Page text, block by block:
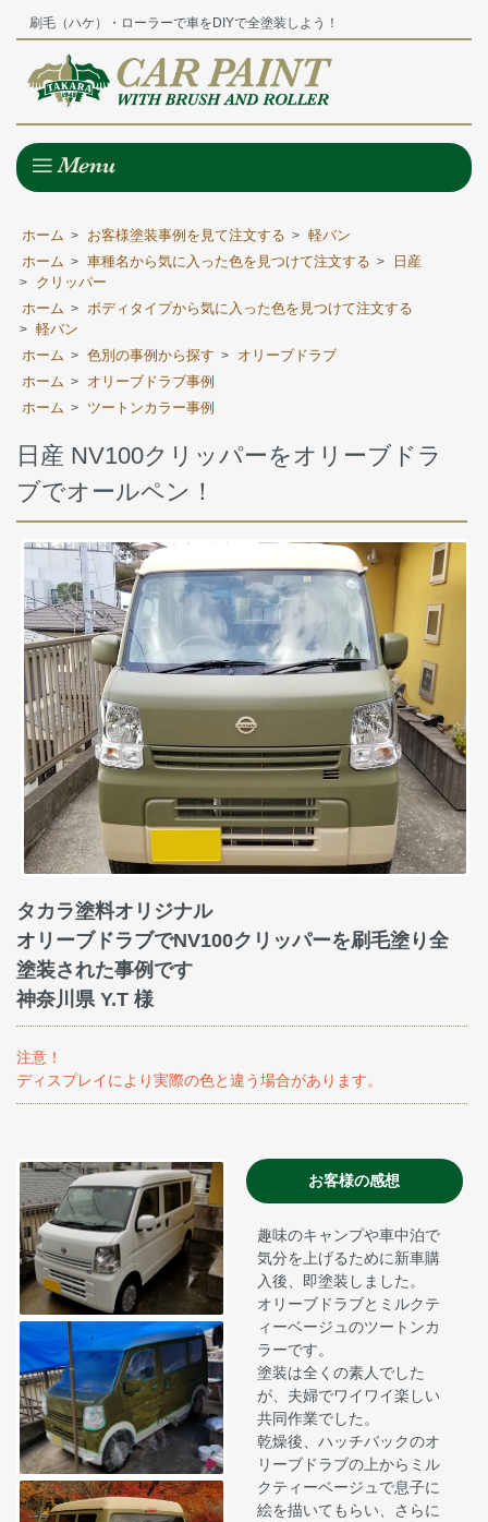
刷毛（ハケ）・ローラーで車をDIYで全塗装しよう！
ホーム > お客様塗装事例を見て注文する > 軽バン
ホーム > 車種名から気に入った色を見つけて注文する > 日産
>
クリッパー
ホーム > ボディタイプから気に入った色を見つけて注文する
> 軽バン
ホーム > 色別の事例から探す >
オリーブドラブ
ホーム >
オリーブドラブ事例
ホーム > ツートンカラー事例
日産 NV100クリッパーをオリーブドラ
ブでオールペン！
タカラ塗料オリジナル
オリーブドラブでNV100クリッパーを刷毛塗り全
塗装された事例です
神奈川県 Y.T 様
注意！
ディスプレイにより実際の色と違う場合があります。
お客様の感想
趣味のキャンプや車中泊で
気分を上げるために新車購
入後、即塗装しました。
オリーブドラブとミルクテ
ィーベージュのツートンカ
ラーです。
塗装は全くの素人でした
が、夫婦でワイワイ楽しい
共同作業でした。
乾燥後、ハッチバックのオ
リーブドラブの上からミル
クティーベージュで息子に
絵を描いてもらい、さらに